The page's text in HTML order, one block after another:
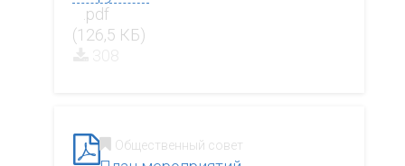
.pdf
(126,5 КБ)
Общественный совет